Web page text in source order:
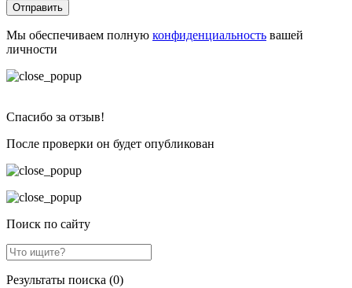
Отправить
Мы обеспечиваем полную конфиденциальность вашей
личности
Спасибо за отзыв!
После проверки он будет опубликован
Поиск по сайту
Результаты поиска (0)